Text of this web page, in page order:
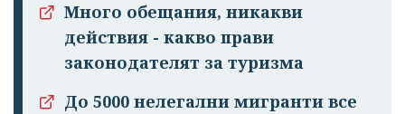
Много обещания, никакви
действия - какво прави
законодателят за туризма
До 5000 нелегални мигранти все